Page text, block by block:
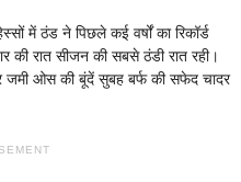
में ठंड ने पिछले कई वर्षों का रिकॉर्ड
की रात सीजन की सबसे ठंडी रात रही।
जमी ओस की बूंदें सुबह बर्फ की सफेद चादर